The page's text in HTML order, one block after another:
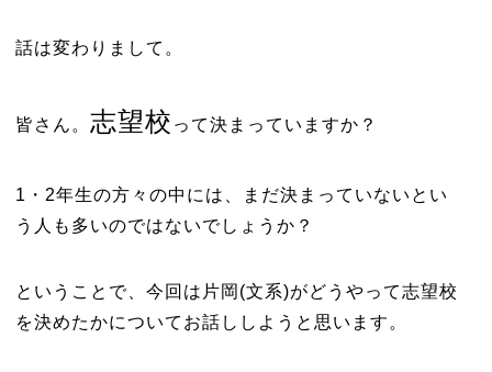
話は変わりまして。
皆さん。 志望校 って決まっていますか？
1・2年生の方々の中には、まだ決まっていないとい
う人も多いのではないでしょうか？
ということで、今回は片岡(文系)がどうやって志望校
を決めたかについてお話ししようと思います。